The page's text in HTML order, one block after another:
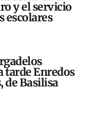
y el servicio
escolares
tarde Enredos
de Basilisa